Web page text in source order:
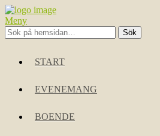
Meny
START
EVENEMANG
BOENDE